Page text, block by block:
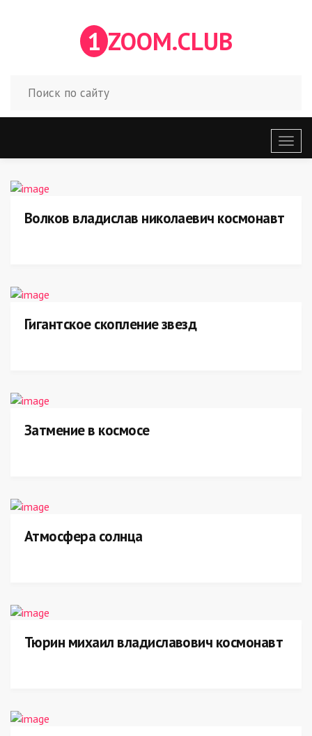
1 ZOOM.CLUB
меню
Волков владислав николаевич космонавт
Гигантское скопление звезд
Затмение в космосе
Атмосфера солнца
Тюрин михаил владиславович космонавт